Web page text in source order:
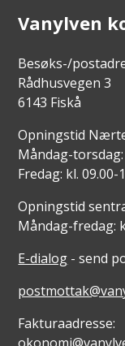
Vanylven
Besøks-/
Rådhusvegen 3
6143 Fiskå
Opningstid
Måndag-torsdag:
Fredag: kl. 09.00-
Opningstid
Måndag-fredag:
E-dialog - send
Fakturaadresse: